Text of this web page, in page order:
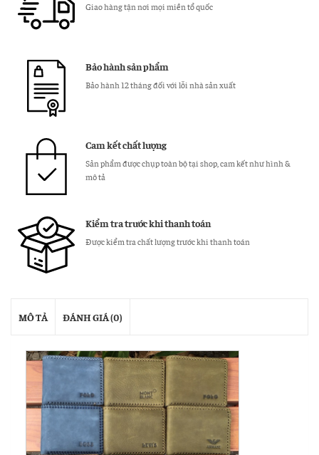
số
Giao hàng tận nơi mọi miền tổ quốc
Bảo hành sản phẩm
Bảo hành 12 tháng đối với lỗi nhà sản xuất
Cam kết chất lượng
Sản phẩm được chụp toàn bộ tại shop, cam kết như hình &
mô tả
Kiểm tra trước khi thanh toán
Được kiểm tra chất lượng trước khi thanh toán
MÔ TẢ ĐÁNH GIÁ (0)